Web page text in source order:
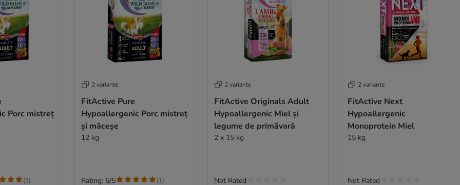
Porc mistreț
(1)
2 variante
FitActive Pure
Hypoallergenic Porc mistreț
și măceșe
12 kg
Rating: 5/5 (1)
2 variante
FitActive Originals Adult
Hypoallergenic Miel și
legume de primăvară
2 x 15 kg
Not Rated
2 variante
FitActive Next
Hypoallergenic
Monoprotein Miel
15 kg
Not Rated